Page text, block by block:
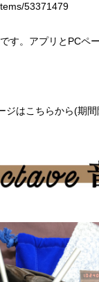
53371479
す。アプリとPCペ
ジはこちらから(期